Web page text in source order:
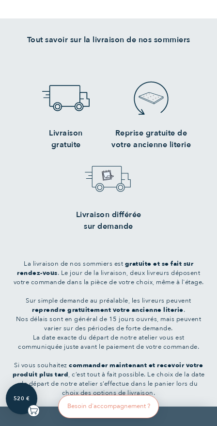
520 €
Tout savoir sur la livraison de nos sommiers
Livraison
gratuite
Reprise gratuite de
votre ancienne literie
Livraison différée
sur demande
La livraison de nos sommiers est gratuite et se fait sur
rendez-vous. Le jour de la livraison, deux livreurs déposent
votre commande dans la pièce de votre choix, même à l'étage.
Sur simple demande au préalable, les livreurs peuvent
reprendre gratuitement votre ancienne literie.
Nos délais sont en général de 15 jours ouvrés, mais peuvent
varier sur des périodes de forte demande.
La date exacte du départ de notre atelier vous est
communiquée juste avant le paiement de votre commande.
Si vous souhaitez commander maintenant et recevoir votre
produit plus tard, c’est tout à fait possible. Le choix de la date
de départ de notre atelier s’effectue dans le panier lors du
choix des options de livraison.